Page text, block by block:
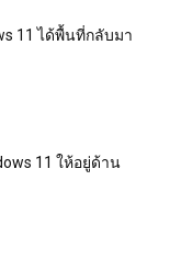
11 ได้พื้นที่กลับมา
11 ให้อยู่ด้าน